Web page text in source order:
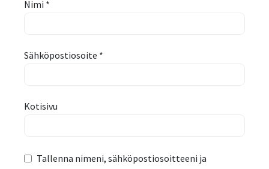
Nimi *
Sähköpostiosoite *
Kotisivu
Tallenna nimeni, sähköpostiosoitteeni ja